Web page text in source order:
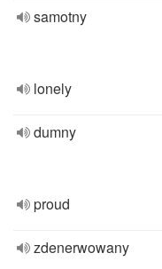
samotny
lonely
dumny
proud
zdenerwowany